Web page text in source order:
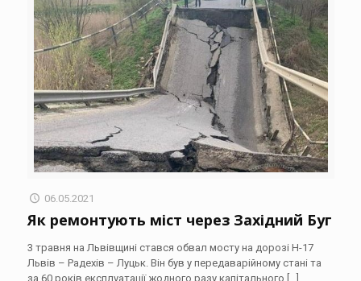
06.05.2021
Як ремонтують міст через Західний Буг
3 травня на Львівщині стався обвал мосту на дорозі Н-17
Львів – Радехів – Луцьк. Він був у передаварійному стані та
за 60 років експлуатації жодного разу капітального […]